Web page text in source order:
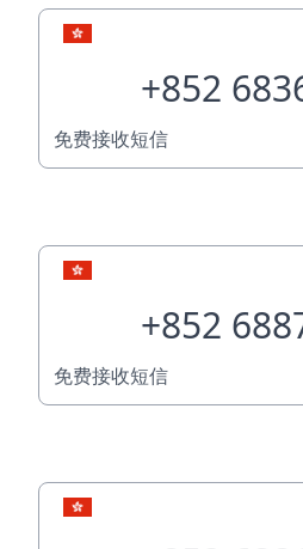
+852
免费接收短信
+852
免费接收短信